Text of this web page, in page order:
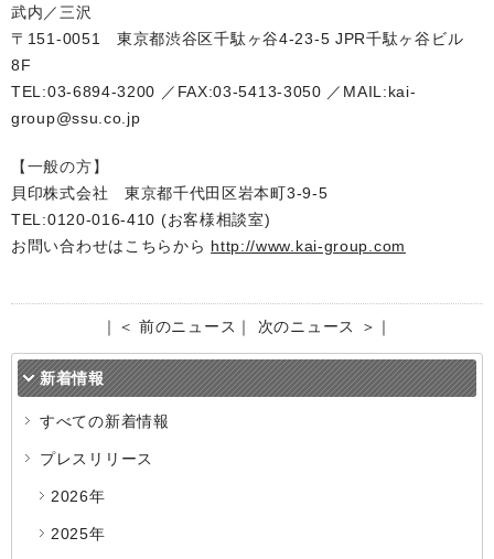
武内／三沢
〒151-0051 東京都渋谷区千駄ヶ谷4-23-5 JPR千駄ヶ谷ビル
8F
TEL:03-6894-3200 ／FAX:03-5413-3050 ／MAIL:kai-
group@ssu.co.jp
【一般の方】
貝印株式会社 東京都千代田区岩本町3-9-5
TEL:0120-016-410 (お客様相談室)
お問い合わせはこちらから http://www.kai-group.com
｜ ＜ 前のニュース ｜ 次のニュース ＞ ｜
新着情報
すべての新着情報
プレスリリース
2026年
2025年